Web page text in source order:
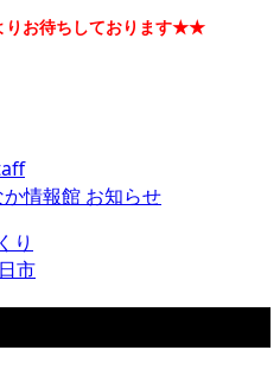
お待ちしております★★
情報館 お知らせ
り
市